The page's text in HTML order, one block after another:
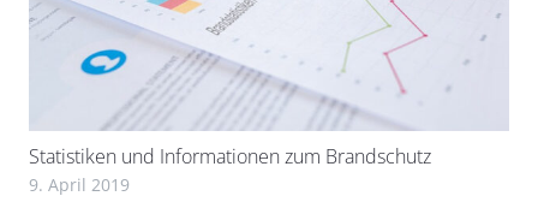
Statistiken und Informationen zum Brandschutz
9. April 2019